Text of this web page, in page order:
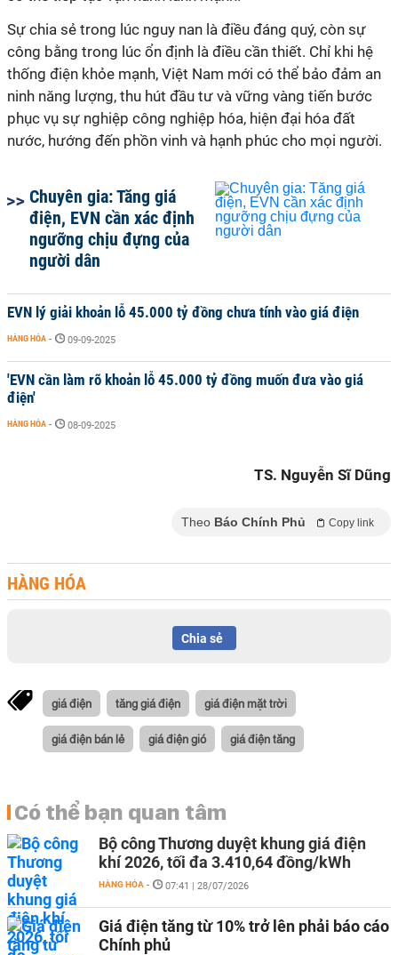
Sự chia sẻ trong lúc nguy nan là điều đáng quý, còn sự
công bằng trong lúc ổn định là điều cần thiết. Chỉ khi hệ
thống điện khỏe mạnh, Việt Nam mới có thể bảo đảm an
ninh năng lượng, thu hút đầu tư và vững vàng tiến bước
phục vụ sự nghiệp công nghiệp hóa, hiện đại hóa đất
nước, hướng đến phồn vinh và hạnh phúc cho mọi người.
Chuyên gia: Tăng giá
điện, EVN cần xác định
ngưỡng chịu đựng của
người dân
EVN lý giải khoản lỗ 45.000 tỷ đồng chưa tính vào giá điện
HÀNG HÓA - 09-09-2025
'EVN cần làm rõ khoản lỗ 45.000 tỷ đồng muốn đưa vào giá
điện'
HÀNG HÓA - 08-09-2025
TS. Nguyễn Sĩ Dũng
Theo Báo Chính Phủ Copy link
HÀNG HÓA
Chia sẻ
giá điện tăng giá điện giá điện mặt trời
giá điện bán lẻ giá điện gió giá điện tăng
Có thể bạn quan tâm
Bộ công Thương duyệt khung giá điện
khí 2026, tối đa 3.410,64 đồng/kWh
HÀNG HÓA - 07:41 | 28/07/2026
Giá điện tăng từ 10% trở lên phải báo cáo
Chính phủ